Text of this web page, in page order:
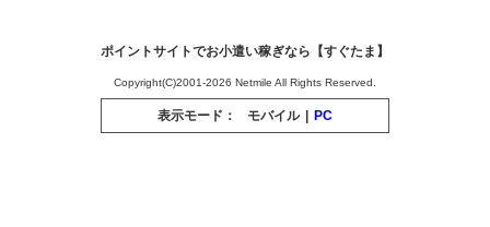
ポイントサイトでお小遣い稼ぎなら【すぐたま】
Copyright(C)2001-2026 Netmile All Rights Reserved.
表示モード： モバイル | PC